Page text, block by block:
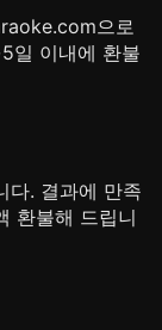
으로
일 이내에 환불
다. 결과에 만족
환불해 드립니